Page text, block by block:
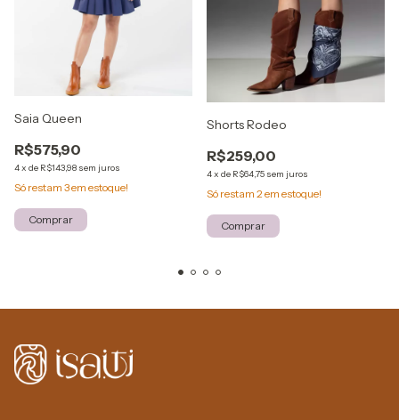
Saia Queen
R$575,90
4x de R$143,98 sem juros
Só restam 3em estoque!
Comprar
Shorts Rodeo
R$259,00
4x de R$64,75 sem juros
Só restam 2em estoque!
Comprar